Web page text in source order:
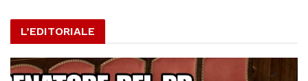
L’EDITORIALE